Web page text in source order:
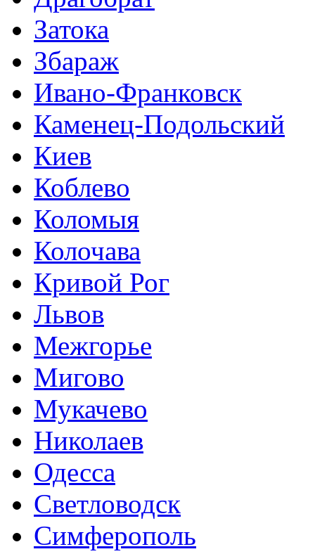
Затока
Збараж
Ивано-Франковск
Каменец-Подольский
Киев
Коблево
Коломыя
Колочава
Кривой Рог
Львов
Межгорье
Мигово
Мукачево
Николаев
Одесса
Светловодск
Симферополь